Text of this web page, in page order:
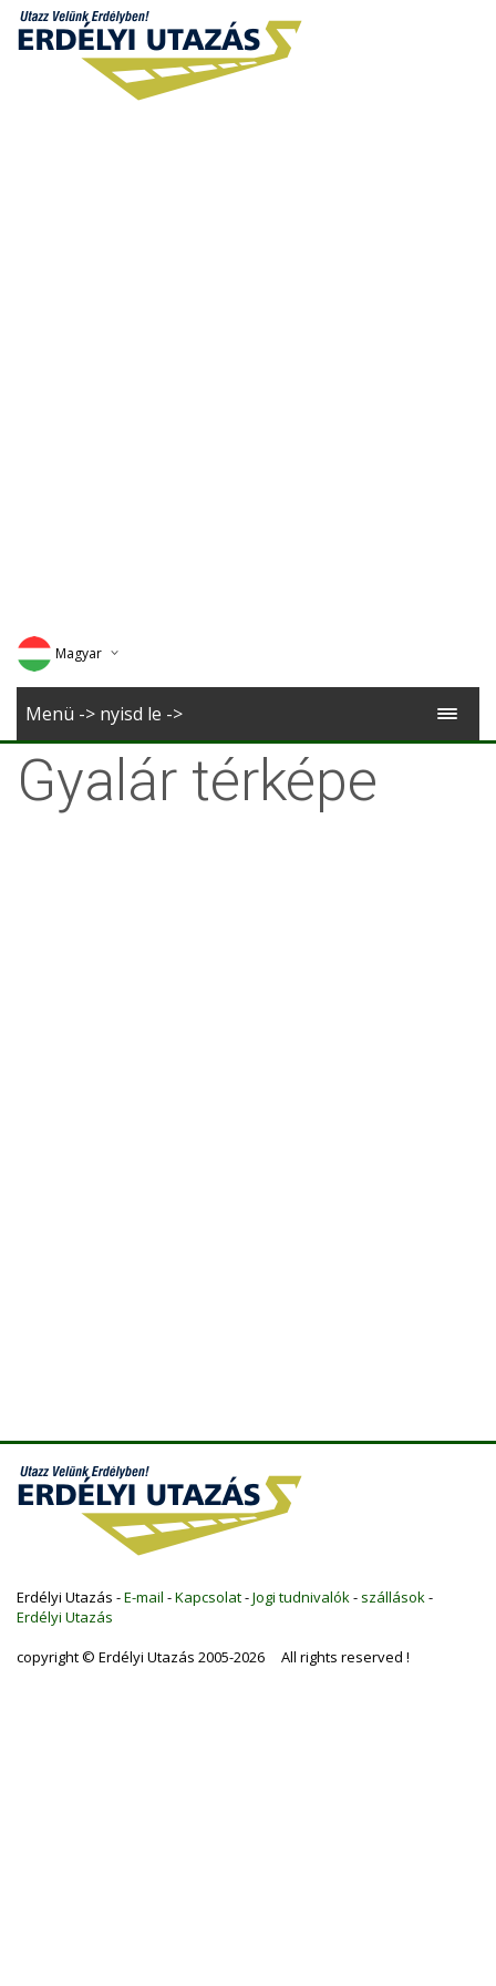
Magyar
Deutsch
Romana
Menü -> nyisd le ->
Gyalár térképe
Erdélyi Utazás -E-mail -Kapcsolat-Jogi tudnivalók- szállások-
Erdélyi Utazás
copyright © Erdélyi Utazás 2005-2026 All rights reserved !